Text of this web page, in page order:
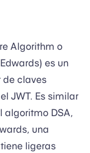
Algorithm o
es un
de claves
JWT. Es similar
algoritmo DSA,
una
ligeras